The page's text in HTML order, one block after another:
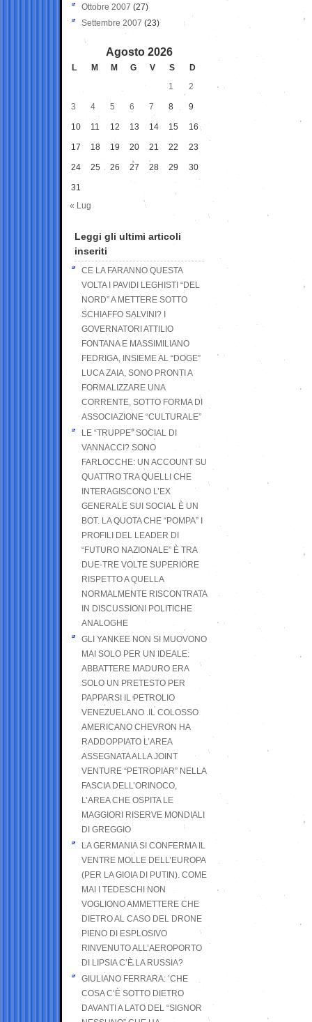
Ottobre 2007 (27)
Settembre 2007 (23)
Agosto 2026
L M M G V S
D
1
2
3 4 5 6 7 8 9
10 11 12 13 14 15 16
17 18 19 20 21 22 23
24 25 26 27 28 29 30
31
« Lug
Leggi gli ultimi articoli
inseriti
CE LA FARANNO QUESTA
VOLTA I PAVIDI LEGHISTI “DEL
NORD” A METTERE SOTTO
SCHIAFFO SALVINI? I
GOVERNATORI ATTILIO
FONTANA E MASSIMILIANO
FEDRIGA, INSIEME AL “DOGE”
LUCA ZAIA, SONO PRONTI A
FORMALIZZARE UNA
CORRENTE, SOTTO FORMA DI
ASSOCIAZIONE “CULTURALE”
LE “TRUPPE” SOCIAL DI
VANNACCI? SONO
FARLOCCHE: UN ACCOUNT SU
QUATTRO TRA QUELLI CHE
INTERAGISCONO L’EX
GENERALE SUI SOCIAL È UN
BOT. LA QUOTA CHE “POMPA” I
PROFILI DEL LEADER DI
“FUTURO NAZIONALE” È TRA
DUE-TRE VOLTE SUPERIORE
RISPETTO A QUELLA
NORMALMENTE RISCONTRATA
IN DISCUSSIONI POLITICHE
ANALOGHE
GLI YANKEE NON SI MUOVONO
MAI SOLO PER UN IDEALE:
ABBATTERE MADURO ERA
SOLO UN PRETESTO PER
PAPPARSI IL PETROLIO
VENEZUELANO .IL COLOSSO
AMERICANO CHEVRON HA
RADDOPPIATO L’AREA
ASSEGNATA ALLA JOINT
VENTURE “PETROPIAR” NELLA
FASCIA DELL’ORINOCO,
L’AREA CHE OSPITA LE
MAGGIORI RISERVE MONDIALI
DI GREGGIO
LA GERMANIA SI CONFERMA IL
VENTRE MOLLE DELL’EUROPA
(PER LA GIOIA DI PUTIN). COME
MAI I TEDESCHI NON
VOGLIONO AMMETTERE CHE
DIETRO AL CASO DEL DRONE
PIENO DI ESPLOSIVO
RINVENUTO ALL’AEROPORTO
DI LIPSIA C’È LA RUSSIA?
GIULIANO FERRARA: ’CHE
COSA C’È SOTTO DIETRO
DAVANTI A LATO DEL “SIGNOR